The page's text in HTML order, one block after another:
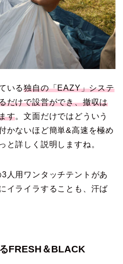
いる独自の「EAZY」システ
だけで設営ができ、撤収は
す。文面だけではどういう
かないほど簡単&高速を極め
と詳しく説明しますね。
人用ワンタッチテントがあ
イライラすることも、汗ば
FRESH＆BLACK